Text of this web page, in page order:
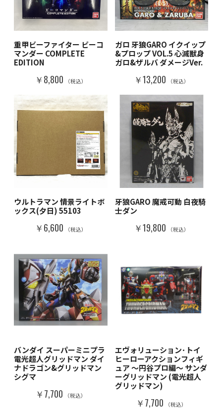
重甲ビーファイター ビーコ
マンダー COMPLETE
EDITION
￥8,800 （税込）
ガロ 牙狼GARO イクイップ
&プロップ VOL.5 心滅獣身
ガロ&ザルバ ダメージVer.
￥13,200 （税込）
ウルトラマン 情景ライトボ
ックス(夕日) 55103
￥6,600 （税込）
牙狼GARO 魔戒可動 白夜騎
士ダン
￥19,800 （税込）
バンダイ スーパーミニプラ
電光超人グリッドマン ダイ
ナドラゴン&グリッドマン
シグマ
￥7,700 （税込）
エヴォリューション･トイ
ヒーローアクションフィギ
ュア ～円谷プロ編～ サンダ
ーグリッドマン (電光超人
グリッドマン)
￥7,700 （税込）